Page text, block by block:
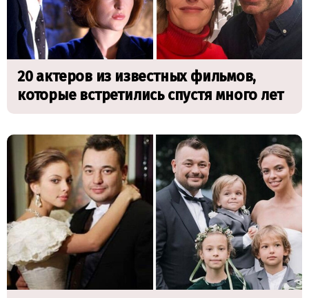
20 актеров из известных фильмов,
которые встретились спустя много лет